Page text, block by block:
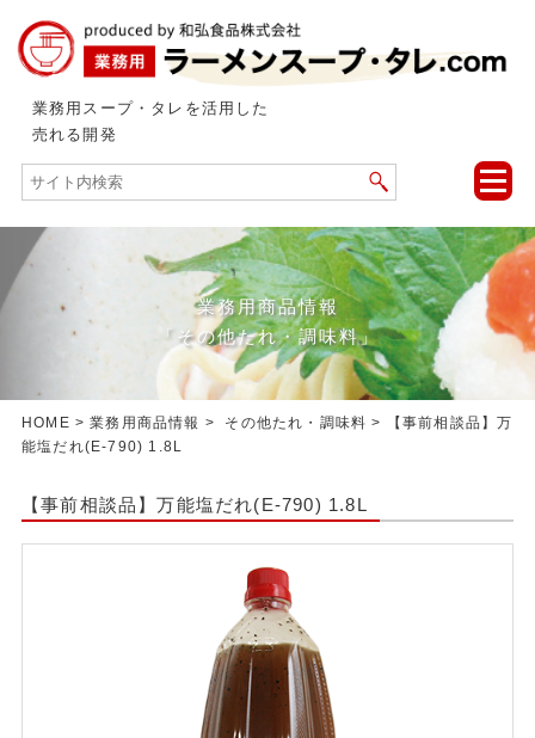
業務用スープ・タレを活用した
売れる開発
toggle
業務用商品情報
「その他たれ・調味料」
HOME >業務用商品情報 > その他たれ・調味料 > 【事前相談品】万
能塩だれ(E-790) 1.8L
【事前相談品】万能塩だれ(E-790) 1.8L